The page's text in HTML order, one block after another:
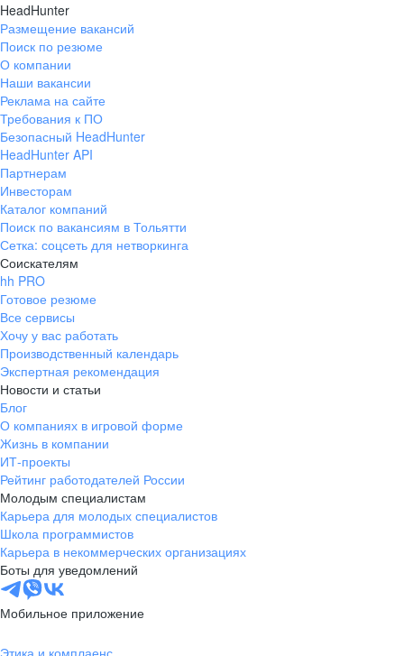
HeadHunter
Размещение вакансий
Поиск по резюме
О компании
Наши вакансии
Реклама на сайте
Требования к ПО
Безопасный HeadHunter
HeadHunter API
Партнерам
Инвесторам
Каталог компаний
Поиск по вакансиям в Тольятти
Сетка: соцсеть для нетворкинга
Соискателям
hh PRO
Готовое резюме
Все сервисы
Хочу у вас работать
Производственный календарь
Экспертная рекомендация
Новости и статьи
Блог
О компаниях в игровой форме
Жизнь в компании
ИТ-проекты
Рейтинг работодателей России
Молодым специалистам
Карьера для молодых специалистов
Школа программистов
Карьера в некоммерческих организациях
Боты для уведомлений
Мобильное приложение